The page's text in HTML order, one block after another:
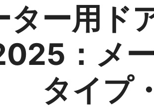
ター用ド
：メ
タイプ